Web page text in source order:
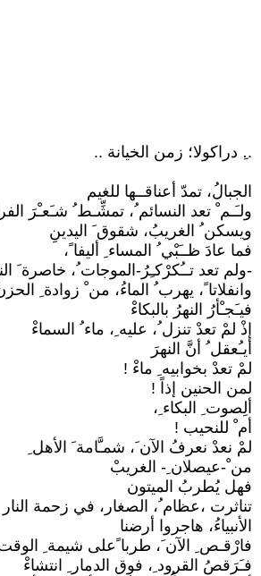
..ِ دراكولا؛ زمن الخيانة ..
الجبالُ، تمدّ أعناقــها للغيم
ولـَـم ْ تعد النسائم ُ، تمشِّـط ُ شـَعـْرَ
ويسكن ُ الغريبُ، شقوق َ اليدينِ
فما عادَ ظــَبْي ُ المساء ِ أليفا ً،
-ولم تعد تــُكرْكـِرُ-الموجات ُ، خاصرة
وانفلاتا ً، يهرب ُ الماءُ، من ْ زوادة
فيـَجـْأرُ النهرُ بالبكاءْ
إذْ لمْ تعدْ تنزل ُ، عليه ِ، ماء ُ السماءْ
أيـُعقل ُ أنَّ النهرَ
لمْ تعدْ بخوابيه ِ ماءْ !
لمن الحنين إذاً !
ألِصوت ِ البكاء ِ،
أم ْ للنحيب !
لمْ نعدْ نعرفُ الآن َ، شمـَّامة َ الأهل ِ
من ْ-عيصلان ِ- الغريبْ
فهل يُطربُ الميتون
تناثرت ،عظام ُ، الصغار، في زحمة النار
الأنبياءُ، هاجروا أرضنا
فارْقـص ِ الآن َ، طربا ًعلى شيمة
فـَرَقصُ القرود ِ، فوق الدمار ِ انتشاءْ